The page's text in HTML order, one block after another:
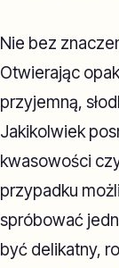
Nie bez
Otwierając
przyjemną,
Jakikolwiek
kwasowości
przypadku
spróbować
być delikatny,